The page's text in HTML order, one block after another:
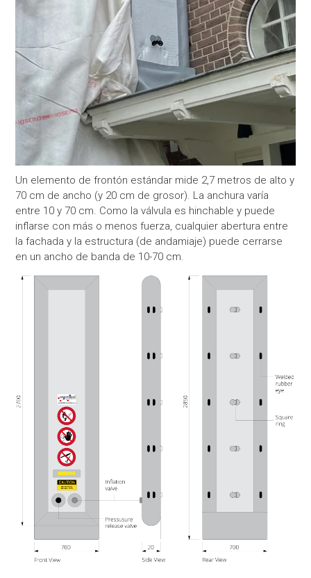
Un elemento de frontón estándar mide 2,7 metros de alto y
70 cm de ancho (y 20 cm de grosor). La anchura varía
entre 10 y 70 cm. Como la válvula es hinchable y puede
inflarse con más o menos fuerza, cualquier abertura entre
la fachada y la estructura (de andamiaje) puede cerrarse
en un ancho de banda de 10-70 cm.